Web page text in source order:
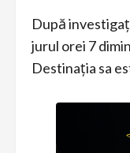
După
jurul orei 7
Destinația sa